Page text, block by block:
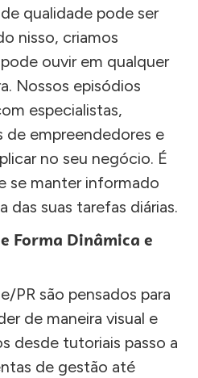
qualidade pode ser
nisso, criamos
ouvir em qualquer
Nossos episódios
especialistas,
de empreendedores e
no seu negócio. É
se manter informado
das suas tarefas diárias.
Forma Dinâmica e
PR são pensados para
de maneira visual e
desde tutoriais passo a
de gestão até